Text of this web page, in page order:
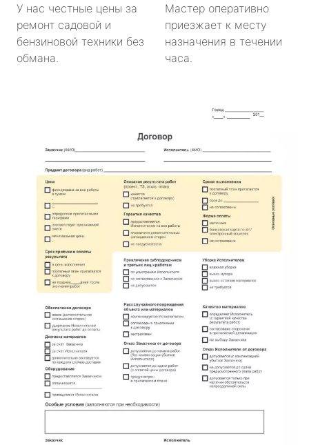
У нас честные цены за
ремонт садовой и
бензиновой техники без
обмана.
Мастер оперативно
приезжает к месту
назначения в течении
часа.